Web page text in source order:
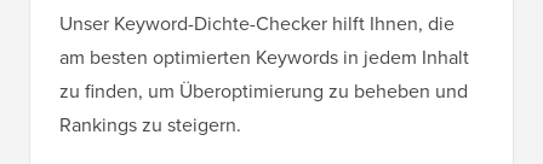
Unser Keyword-Dichte-Checker hilft Ihnen, die
am besten optimierten Keywords in jedem Inhalt
zu finden, um Überoptimierung zu beheben und
Rankings zu steigern.